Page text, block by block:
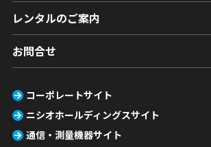
レンタルのご案内
お問合せ
コーポレートサイト
ニシオホールディングスサイト
通信・測量機器サイト